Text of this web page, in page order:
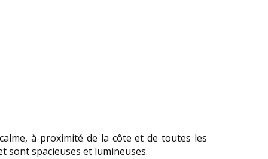
à proximité de la côte et de toutes les
sont spacieuses et lumineuses.